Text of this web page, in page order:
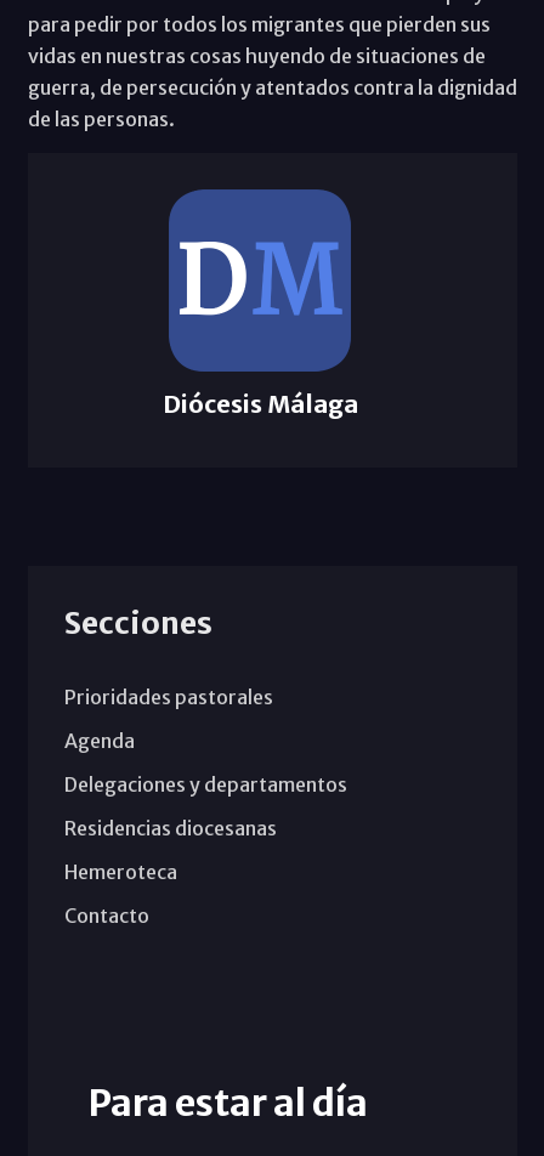
para pedir por todos los migrantes que pierden sus
vidas en nuestras cosas huyendo de situaciones de
guerra, de persecución y atentados contra la dignidad
de las personas.
Diócesis Málaga
Secciones
Prioridades pastorales
Agenda
Delegaciones y departamentos
Residencias diocesanas
Hemeroteca
Contacto
Para estar al día